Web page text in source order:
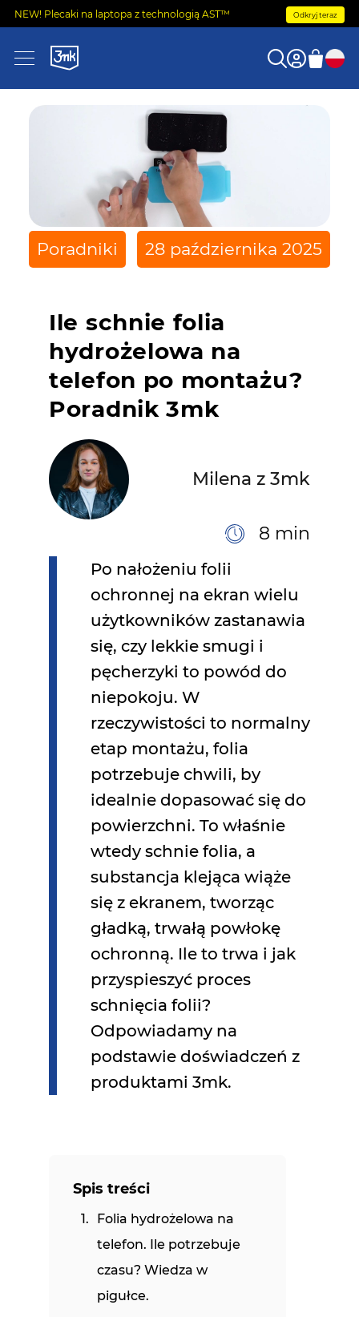
NEW! Plecaki na laptopa z technologią AST™ Odkryj teraz
Poradniki 28 października 2025
Ile schnie folia
hydrożelowa na
telefon po montażu?
Poradnik 3mk
Milena z 3mk
8 min
Po nałożeniu folii
ochronnej na ekran wielu
użytkowników zastanawia
się, czy lekkie smugi i
pęcherzyki to powód do
niepokoju. W
rzeczywistości to normalny
etap montażu, folia
potrzebuje chwili, by
idealnie dopasować się do
powierzchni. To właśnie
wtedy schnie folia, a
substancja klejąca wiąże
się z ekranem, tworząc
gładką, trwałą powłokę
ochronną. Ile to trwa i jak
przyspieszyć proces
schnięcia folii?
Odpowiadamy na
podstawie doświadczeń z
produktami 3mk.
Spis treści
Folia hydrożelowa na
telefon. Ile potrzebuje
czasu? Wiedza w
pigułce.